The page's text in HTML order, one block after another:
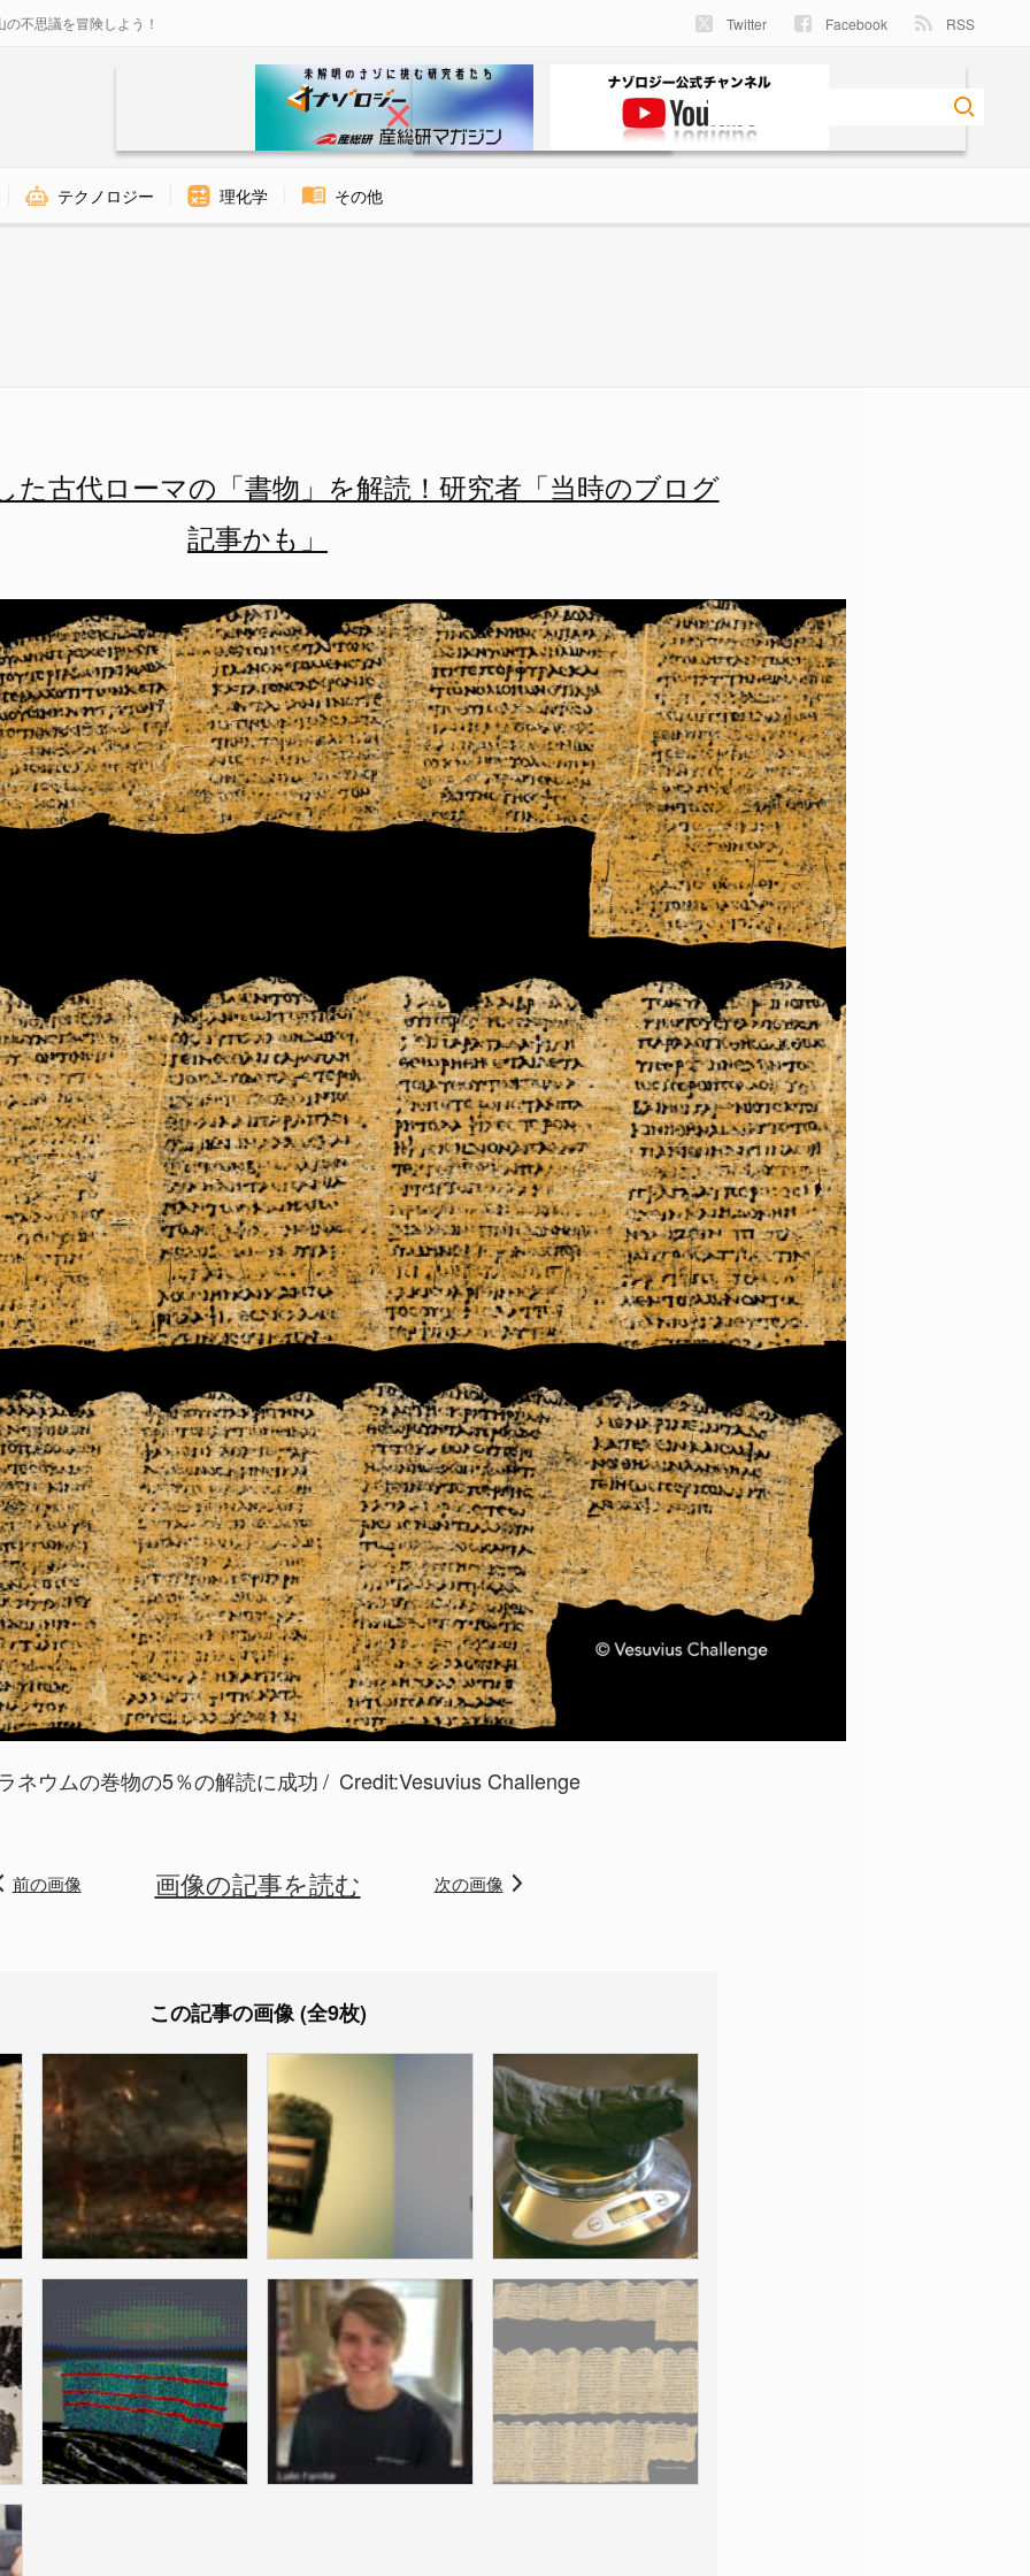
不思議を冒険しよう！ Twitter Facebook RSS
テクノロジー 理化学 その他
た古代ローマの「書物」を解読！研究者「当時のブログ
記事かも」
ネウムの巻物の5％の解読に成功 Credit:Vesuvius Challenge
前の画像 画像の記事を読む 次の画像
この記事の画像 (全9枚)